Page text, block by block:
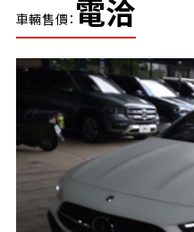
車輛售價： 電洽